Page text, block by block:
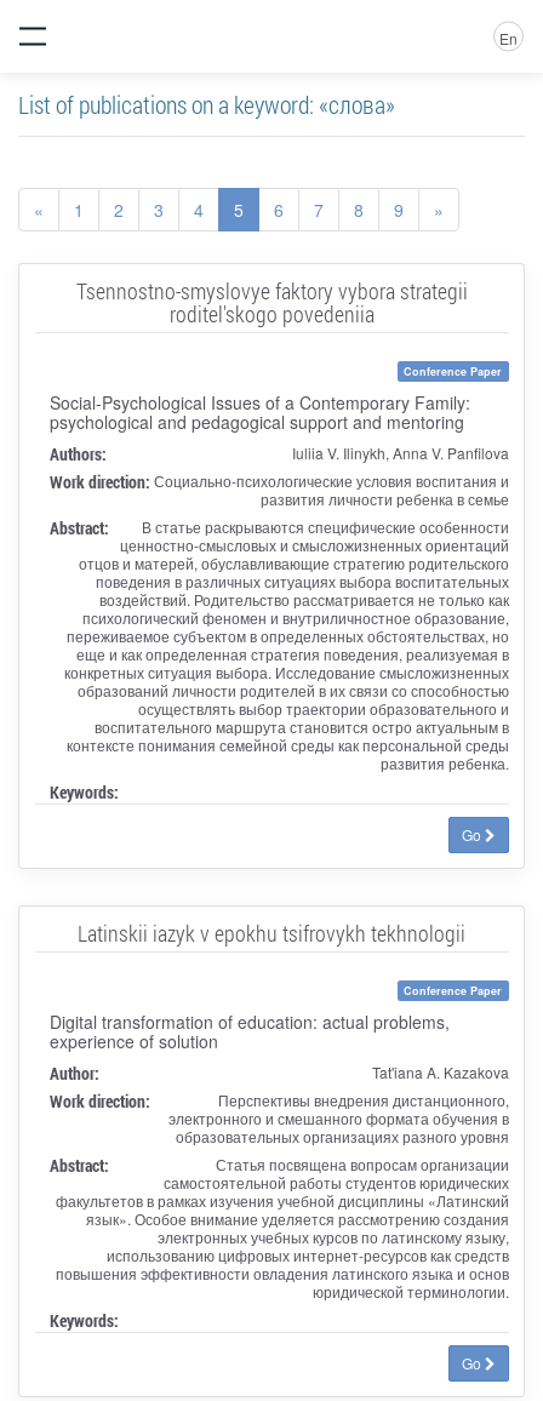
En
List of publications on a keyword: «слова»
« 1 2 3 4 5 6 7 8 9 »
Tsennostno-smyslovye faktory vybora strategii
roditel'skogo povedeniia
Conference Paper
Social-Psychological Issues of a Contemporary Family:
psychological and pedagogical support and mentoring
Authors: Iuliia V. Ilinykh, Anna V. Panfilova
Work direction: Социально-психологические условия воспитания и
развития личности ребенка в семье
Abstract:
В статье раскрываются специфические особенности
ценностно-смысловых и смысложизненных ориентаций
отцов и матерей, обуславливающие стратегию родительского
поведения в различных ситуациях выбора воспитательных
воздействий. Родительство рассматривается не только как
психологический феномен и внутриличностное образование,
переживаемое субъектом в определенных обстоятельствах, но
еще и как определенная стратегия поведения, реализуемая в
конкретных ситуация выбора. Исследование смысложизненных
образований личности родителей в их связи со способностью
осуществлять выбор траектории образовательного и
воспитательного маршрута становится остро актуальным в
контексте понимания семейной среды как персональной среды
развития ребенка.
Keywords:
Go
Latinskii iazyk v epokhu tsifrovykh tekhnologii
Conference Paper
Digital transformation of education: actual problems,
experience of solution
Author: Tat'iana A. Kazakova
Work direction:
Перспективы внедрения дистанционного,
электронного и смешанного формата обучения в
образовательных организациях разного уровня
Abstract:
Статья посвящена вопросам организации
самостоятельной работы студентов юридических
факультетов в рамках изучения учебной дисциплины «Латинский
язык». Особое внимание уделяется рассмотрению создания
электронных учебных курсов по латинскому языку,
использованию цифровых интернет-ресурсов как средств
повышения эффективности овладения латинского языка и основ
юридической терминологии.
Keywords:
Go